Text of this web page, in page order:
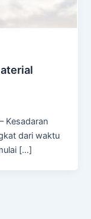
Kesadaran
dari waktu
[…]